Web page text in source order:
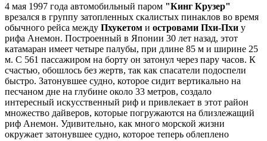
4 мая 1997 года автомобильный паром "Кинг Крузер"
врезался в группу затопленных скалистых пинаклов во время
обычного рейса между Пхукетом и островами Пхи-Пхи у
рифа Анемон. Построенный в Японии 30 лет назад, этот
катамаран имеет четыре палубы, при длине 85 м и ширине 25
м. С 561 пассажиром на борту он затонул через пару часов. К
счастью, обошлось без жертв, так как спасатели подоспели
быстро. Затонувшее судно, которое сидит вертикально на
песчаном дне на глубине около 33 метров, создало
интересный искусственный риф и привлекает в этот район
множество дайверов, которые погружаются на близлежащий
риф Анемон. Удивительно, как много морской жизни
окружает затонувшее судно, которое теперь облеплено